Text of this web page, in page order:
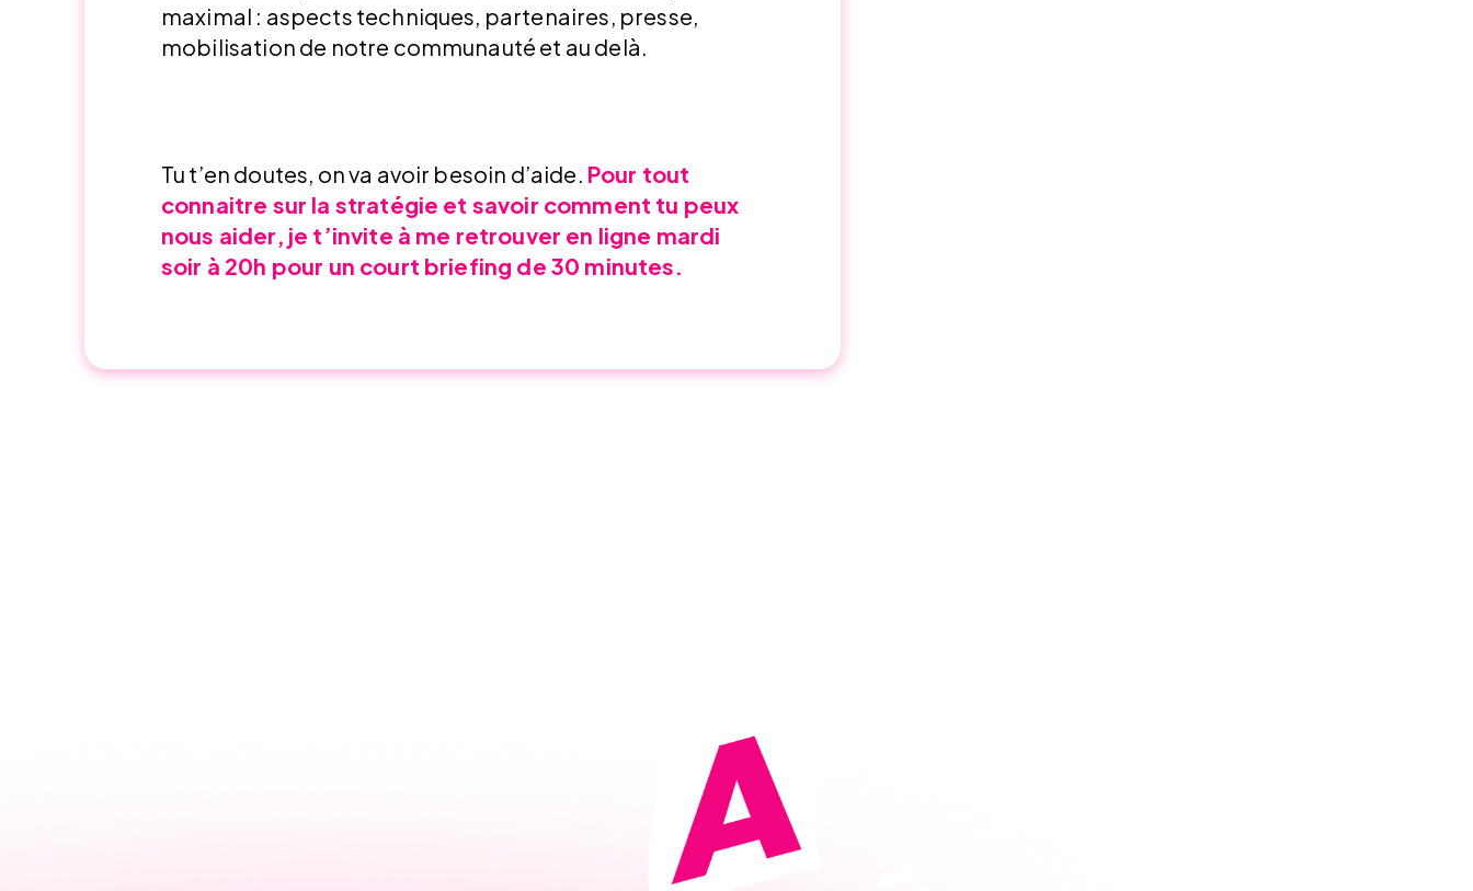
maximal : aspects techniques, partenaires, presse,
mobilisation de notre communauté et au delà.
Tu t’en doutes, on va avoir besoin d’aide. Pour tout
connaitre sur la stratégie et savoir comment tu peux
nous aider, je t’invite à me retrouver en ligne mardi
soir à 20h pour un court briefing de 30 minutes.